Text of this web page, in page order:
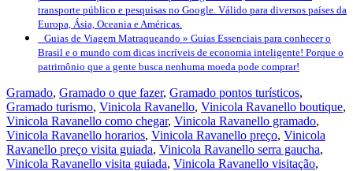
transporte público e pesquisas no Google. Válido para diversos países da
Europa, Ásia, Oceania e Américas.
Guias de Viagem Matraqueando » Guias Essenciais para conhecer o
Brasil e o mundo com dicas incríveis de economia inteligente! Porque o
patrimônio que a gente busca nenhuma moeda pode comprar!
Gramado, Gramado o que fazer, Gramado pontos turísticos,
Gramado turismo, Vinicola Ravanello, Vinicola Ravanello boutique,
Vinicola Ravanello como chegar, Vinicola Ravanello gramado,
Vinicola Ravanello horarios, Vinicola Ravanello preço, Vinicola
Ravanello preço visita guiada, Vinicola Ravanello serra gaucha,
Vinicola Ravanello visita guiada, Vinicola Ravanello visitação,